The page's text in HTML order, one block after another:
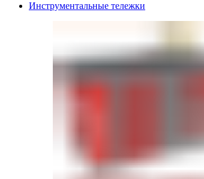
Инструментальные тележки